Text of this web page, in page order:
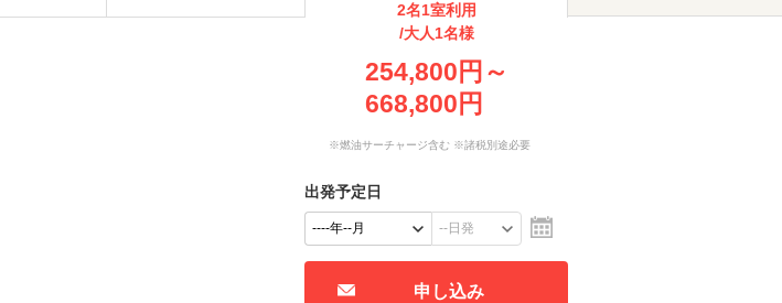
2名1室利用
/大人1名様
254,800円～
668,800円
※燃油サーチャージ含む ※諸税別途必要
出発予定日
申し込み